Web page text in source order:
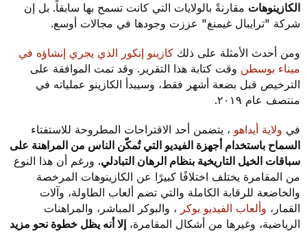
الكازينوهاتمقارنةً بالولايات التي كانت تسمح بها سابقاً. بل إن
شركة "ترايبال غيمنغ" عززت وجودها في مجالات أوسع.
ومن أحدث الأمثلة على ذلككازينو إنكور الذي يجري إنشاؤه في
ميناء بوسطنوقت كتابة هذا التقرير. وقد تمت الموافقة على
الترخيص قبل بضعة أشهر فقط، وسيبدأ الكازينو عملياته في
منتصف عام ٢٠١٩.
في ولاية أيداهو، يتضمن أحد الاقتراحات المطروحة للاستفتاء
السماح باستخدام أجهزة الفيديو التي تُمكّن الناس من المراهنة على
سباقات الخيل التاريخية بنظام الرهان التبادلي.ورغم أن هذا النوع
من المقامرة يختلف اختلافًا كبيرًا عن الكازينوهات المرخصة
والخاضعة للرقابة الكاملة والتي تضم ألعاب الطاولة، وآلات
القمار،وألعاب الفيديو بوكر، والبوكر المباشر، والمراهنات
الرياضية، وغيرها من أشكال المقامرة،إلا أنه يظل خطوة نحو مزيد